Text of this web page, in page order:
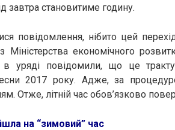
завтра становитиме годину.
повідомлення, нібито цей
Міністерства економічного
в уряді повідомили, що це
2017 року. Адже, за
Отже, літній час обов’язково
на “зимовий” час